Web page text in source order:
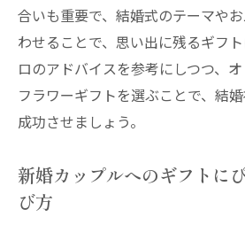
合いも重要で、結婚式のテーマや
わせることで、思い出に残るギフ
ロのアドバイスを参考にしつつ、
フラワーギフトを選ぶことで、結
成功させましょう。
新婚カップルへのギフトに
び方